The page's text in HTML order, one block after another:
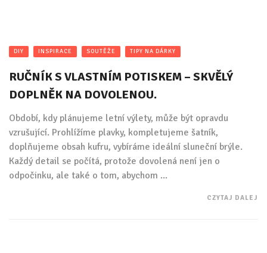
DIY INSPIRACE SOUTĚŽE TIPY NA DÁRKY
RUČNÍK S VLASTNÍM POTISKEM – SKVĚLÝ
DOPLNĚK NA DOVOLENOU.
Období, kdy plánujeme letní výlety, může být opravdu
vzrušující. Prohlížíme plavky, kompletujeme šatník,
doplňujeme obsah kufru, vybíráme ideální sluneční brýle.
Každý detail se počítá, protože dovolená není jen o
odpočinku, ale také o tom, abychom ...
CZYTAJ DALEJ